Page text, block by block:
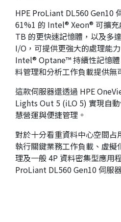
HPE ProLiant DL560 Gen10
61%1 的 Intel® Xeon® 可擴
TB 的更快速記憶體，以及多達
I/O ，可提供更強大的處理能
Intel® Optane™持續性記憶體
料管理和分析工作負載提供無
這款伺服器還透過 HPE
Lights Out 5 (iLO 5) 實現自
慧營運與便捷管理。
對於十分看重資料中心空間占
執行關鍵業務工作負載、虛擬
理及一般4P 資料密集型應用
ProLiant DL560 Gen10伺服